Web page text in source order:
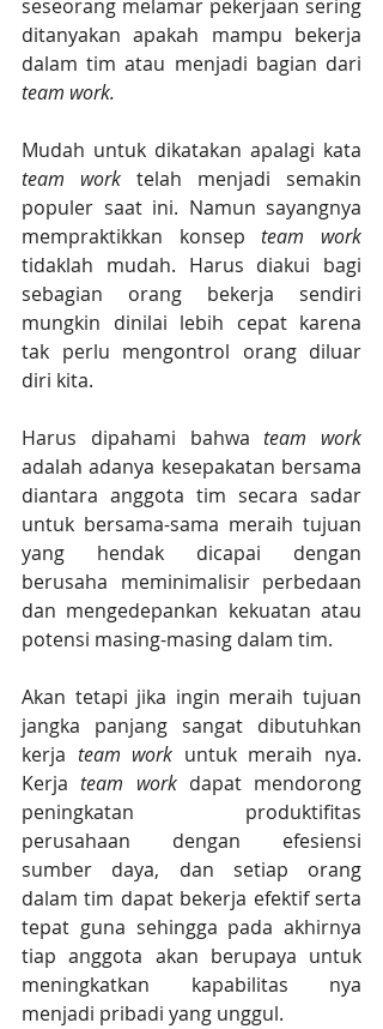
seseorang melamar pekerjaan sering
ditanyakan apakah mampu bekerja
team work.
team work telah menjadi semakin
populer saat ini. Namun sayangnya
mempraktikkan konsep team work
tidaklah mudah. Harus diakui bagi
sebagian orang bekerja sendiri
mungkin dinilai lebih cepat karena
tak perlu mengontrol orang diluar
diri kita.
Harus dipahami bahwa team work
adalah adanya kesepakatan bersama
diantara anggota tim secara sadar
untuk bersama-sama meraih tujuan
yang hendak dicapai dengan
berusaha meminimalisir perbedaan
dan mengedepankan kekuatan atau
potensi masing-masing dalam tim.
Akan tetapi jika ingin meraih tujuan
jangka panjang sangat dibutuhkan
kerja team work untuk meraih nya.
Kerja team work dapat mendorong
peningkatan produktifitas
perusahaan dengan efesiensi
sumber daya, dan setiap orang
dalam tim dapat bekerja efektif serta
tepat guna sehingga pada akhirnya
tiap anggota akan berupaya untuk
meningkatkan kapabilitas nya
menjadi pribadi yang unggul.